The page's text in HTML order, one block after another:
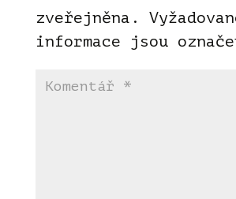
zveřejněna.
informace jsou